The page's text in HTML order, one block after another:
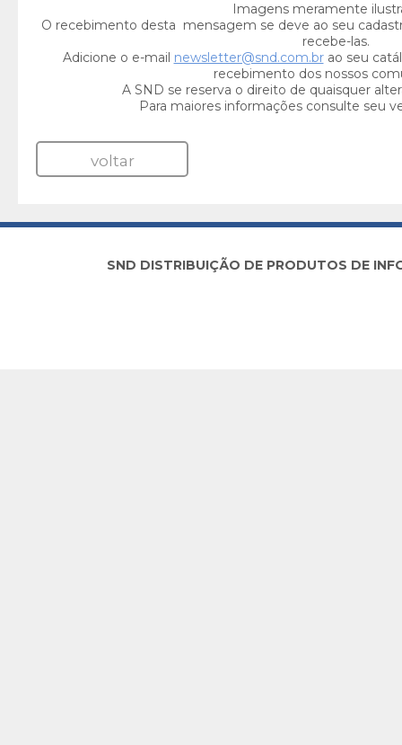
Imagens meramente
O recebimento desta mensagem se deve ao seu
recebe-las.
Adicione o e-mail newsletter@snd.com.brao seu
recebimento dos nossos
A SND se reserva o direito de quaisquer
Para maiores informações consulte seu
voltar
SND DISTRIBUIÇÃO DE PRODUTOS DE